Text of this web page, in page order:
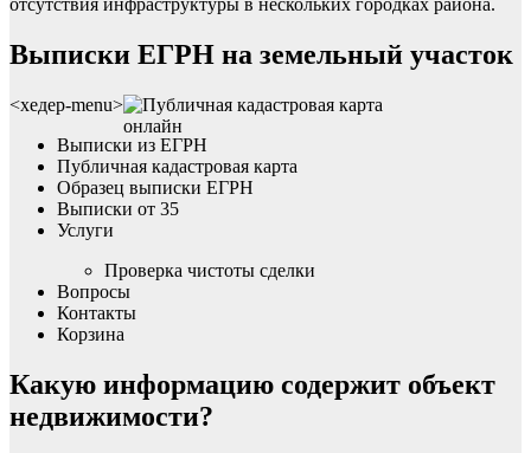
Выписки ЕГРН на земельный участок
<хедер-menu>
Выписки из ЕГРН
Публичная кадастровая карта
Образец выписки ЕГРН
Выписки от 35
Услуги
Проверка чистоты сделки
Вопросы
Контакты
Корзина
Какую информацию содержит объект
недвижимости?